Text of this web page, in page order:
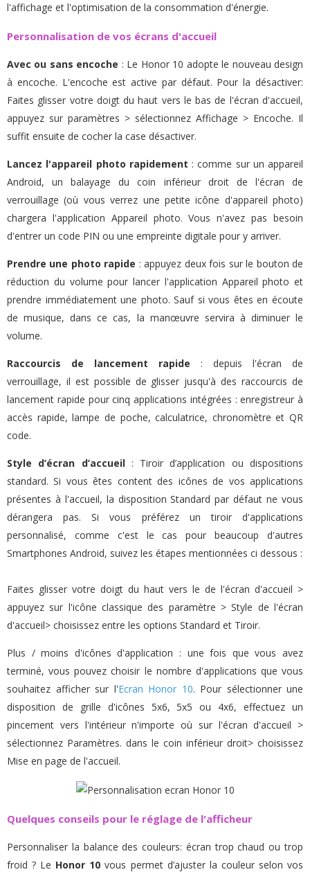
l'affichage et l'optimisation de la consommation d'énergie.
Personnalisation de vos écrans d'accueil
Avec ou sans encoche : Le Honor 10 adopte le nouveau design
à encoche. L'encoche est active par défaut. Pour la désactiver:
Faites glisser votre doigt du haut vers le bas de l'écran d'accueil,
appuyez sur paramètres > sélectionnez Affichage > Encoche. Il
suffit ensuite de cocher la case désactiver.
Lancez l'appareil photo rapidement : comme sur un appareil
Android, un balayage du coin inférieur droit de l'écran de
verrouillage (où vous verrez une petite icône d'appareil photo)
chargera l'application Appareil photo. Vous n'avez pas besoin
d'entrer un code PIN ou une empreinte digitale pour y arriver.
Prendre une photo rapide : appuyez deux fois sur le bouton de
réduction du volume pour lancer l'application Appareil photo et
prendre immédiatement une photo. Sauf si vous êtes en écoute
de musique, dans ce cas, la manœuvre servira à diminuer le
volume.
Raccourcis de lancement rapide : depuis l'écran de
verrouillage, il est possible de glisser jusqu'à des raccourcis de
lancement rapide pour cinq applications intégrées : enregistreur à
accès rapide, lampe de poche, calculatrice, chronomètre et QR
code.
Style d’écran d’accueil: Tiroir d’application ou dispositions
standard. Si vous êtes content des icônes de vos applications
présentes à l'accueil, la disposition Standard par défaut ne vous
dérangera pas. Si vous préférez un tiroir d'applications
personnalisé, comme c'est le cas pour beaucoup d'autres
Smartphones Android, suivez les étapes mentionnées ci dessous :
Faites glisser votre doigt du haut vers le de l'écran d'accueil >
appuyez sur l'icône classique des paramètre > Style de l'écran
d'accueil> choisissez entre les options Standard et Tiroir.
Plus / moins d'icônes d'application : une fois que vous avez
terminé, vous pouvez choisir le nombre d'applications que vous
souhaitez afficher sur l'Ecran Honor 10. Pour sélectionner une
disposition de grille d'icônes 5x6, 5x5 ou 4x6, effectuez un
pincement vers l'intérieur n'importe où sur l'écran d'accueil >
sélectionnez Paramètres. dans le coin inférieur droit> choisissez
Mise en page de l'accueil.
Quelques conseils pour le réglage de l'afficheur
Personnaliser la balance des couleurs: écran trop chaud ou trop
froid ? Le Honor 10 vous permet d’ajuster la couleur selon vos